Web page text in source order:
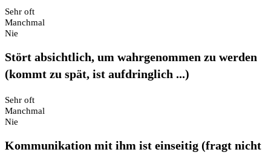
Sehr oft
Manchmal
Nie
Stört absichtlich, um wahrgenommen zu werden
(kommt zu spät, ist aufdringlich ...)
Sehr oft
Manchmal
Nie
Kommunikation mit ihm ist einseitig (fragt nicht